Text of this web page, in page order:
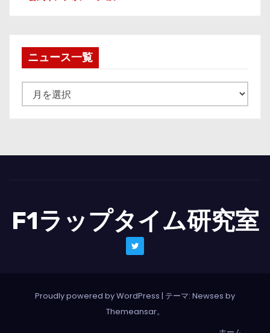
ニュース一覧
ュ
一
F1ラップタイム研究室
Proudly powered by WordPress | テーマ: Newses by
Themeansar。